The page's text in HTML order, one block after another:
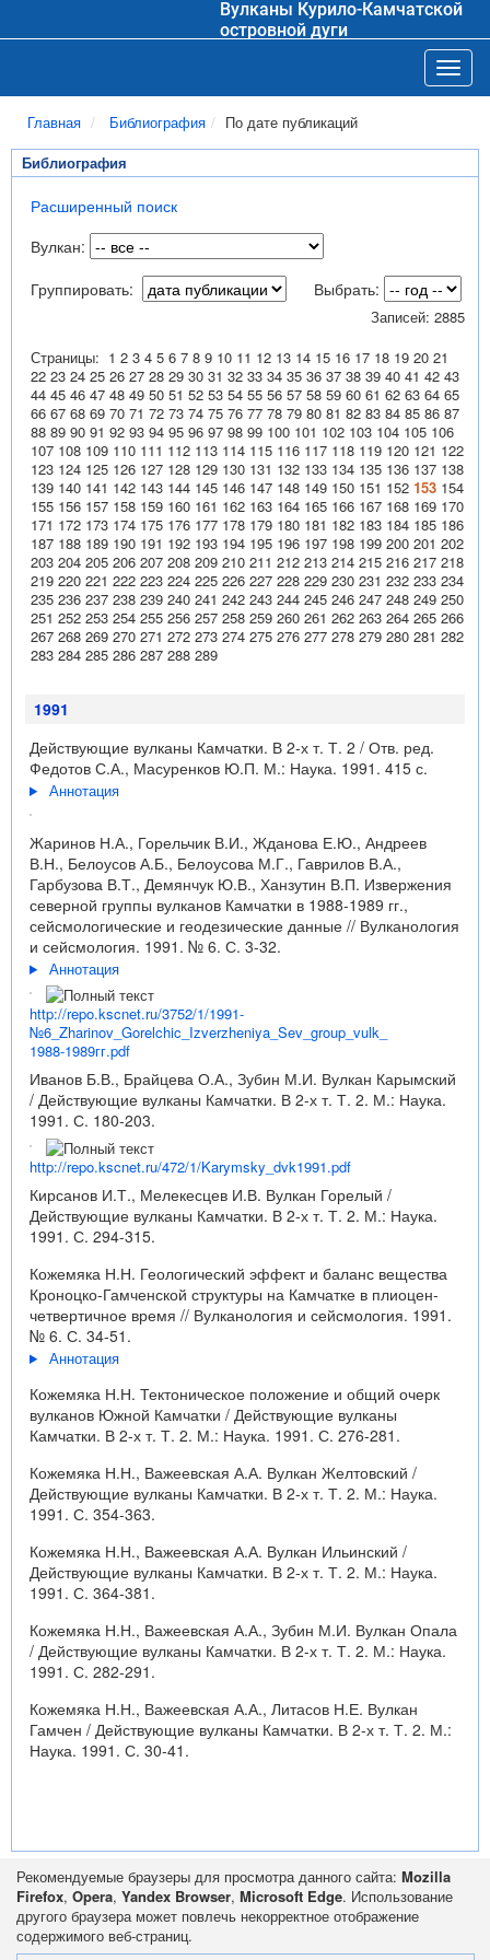
Вулканы Курило-Камчатской
островной дуги
Главная Библиография По дате публикаций
Библиография
Расширенный поиск
Вулкан:
Группировать:
Выбрать:
Записей: 2885
Страницы: 1 2 3 4 5 6 7 8 9 10 11 12 13 14 15 16 17 18 19 20 21
22 23 24 25 26 27 28 29 30 31 32 33 34 35 36 37 38 39 40 41 42 43
44 45 46 47 48 49 50 51 52 53 54 55 56 57 58 59 60 61 62 63 64 65
66 67 68 69 70 71 72 73 74 75 76 77 78 79 80 81 82 83 84 85 86 87
88 89 90 91 92 93 94 95 96 97 98 99 100 101 102 103 104 105 106
107 108 109 110 111 112 113 114 115 116 117 118 119 120 121 122
123 124 125 126 127 128 129 130 131 132 133 134 135 136 137 138
139 140 141 142 143 144 145 146 147 148 149 150 151 152 153 154
155 156 157 158 159 160 161 162 163 164 165 166 167 168 169 170
171 172 173 174 175 176 177 178 179 180 181 182 183 184 185 186
187 188 189 190 191 192 193 194 195 196 197 198 199 200 201 202
203 204 205 206 207 208 209 210 211 212 213 214 215 216 217 218
219 220 221 222 223 224 225 226 227 228 229 230 231 232 233 234
235 236 237 238 239 240 241 242 243 244 245 246 247 248 249 250
251 252 253 254 255 256 257 258 259 260 261 262 263 264 265 266
267 268 269 270 271 272 273 274 275 276 277 278 279 280 281 282
283 284 285 286 287 288 289
1991
Действующие вулканы Камчатки. В 2-х т. Т. 2 / Отв. ред.
Федотов С.А., Масуренков Ю.П. М.: Наука. 1991. 415 с.
Аннотация
Жаринов Н.А., Горельчик В.И., Жданова Е.Ю., Андреев
В.Н., Белоусов А.Б., Белоусова М.Г., Гаврилов В.А.,
Гарбузова В.Т., Демянчук Ю.В., Ханзутин В.П. Извержения
северной группы вулканов Камчатки в 1988-1989 гг.,
сейсмологические и геодезические данные // Вулканология
и сейсмология. 1991. № 6. С. 3-32.
Аннотация
http://repo.kscnet.ru/3752/1/1991-
№6_Zharinov_Gorelchic_Izverzheniya_Sev_group_vulk_
1988-1989гг.pdf
Иванов Б.В., Брайцева О.А., Зубин М.И. Вулкан Карымский
/ Действующие вулканы Камчатки. В 2-х т. Т. 2. М.: Наука.
1991. С. 180-203.
http://repo.kscnet.ru/472/1/Karymsky_dvk1991.pdf
Кирсанов И.Т., Мелекесцев И.В. Вулкан Горелый /
Действующие вулканы Камчатки. В 2-х т. Т. 2. М.: Наука.
1991. С. 294-315.
Кожемяка Н.Н. Геологический эффект и баланс вещества
Кроноцко-Гамченской структуры на Камчатке в плиоцен-
четвертичное время // Вулканология и сейсмология. 1991.
№ 6. С. 34-51.
Аннотация
Кожемяка Н.Н. Тектоническое положение и общий очерк
вулканов Южной Камчатки / Действующие вулканы
Камчатки. В 2-х т. Т. 2. М.: Наука. 1991. С. 276-281.
Кожемяка Н.Н., Важеевская А.А. Вулкан Желтовский /
Действующие вулканы Камчатки. В 2-х т. Т. 2. М.: Наука.
1991. С. 354-363.
Кожемяка Н.Н., Важеевская А.А. Вулкан Ильинский /
Действующие вулканы Камчатки. В 2-х т. Т. 2. М.: Наука.
1991. С. 364-381.
Кожемяка Н.Н., Важеевская А.А., Зубин М.И. Вулкан Опала
/ Действующие вулканы Камчатки. В 2-х т. Т. 2. М.: Наука.
1991. С. 282-291.
Кожемяка Н.Н., Важеевская А.А., Литасов Н.Е. Вулкан
Гамчен / Действующие вулканы Камчатки. В 2-х т. Т. 2. М.:
Наука. 1991. С. 30-41.
Рекомендуемые браузеры для просмотра данного сайта: Mozilla
Firefox, Opera, Yandex Browser, Microsoft Edge. Использование
другого браузера может повлечь некорректное отображение
содержимого веб-страниц.